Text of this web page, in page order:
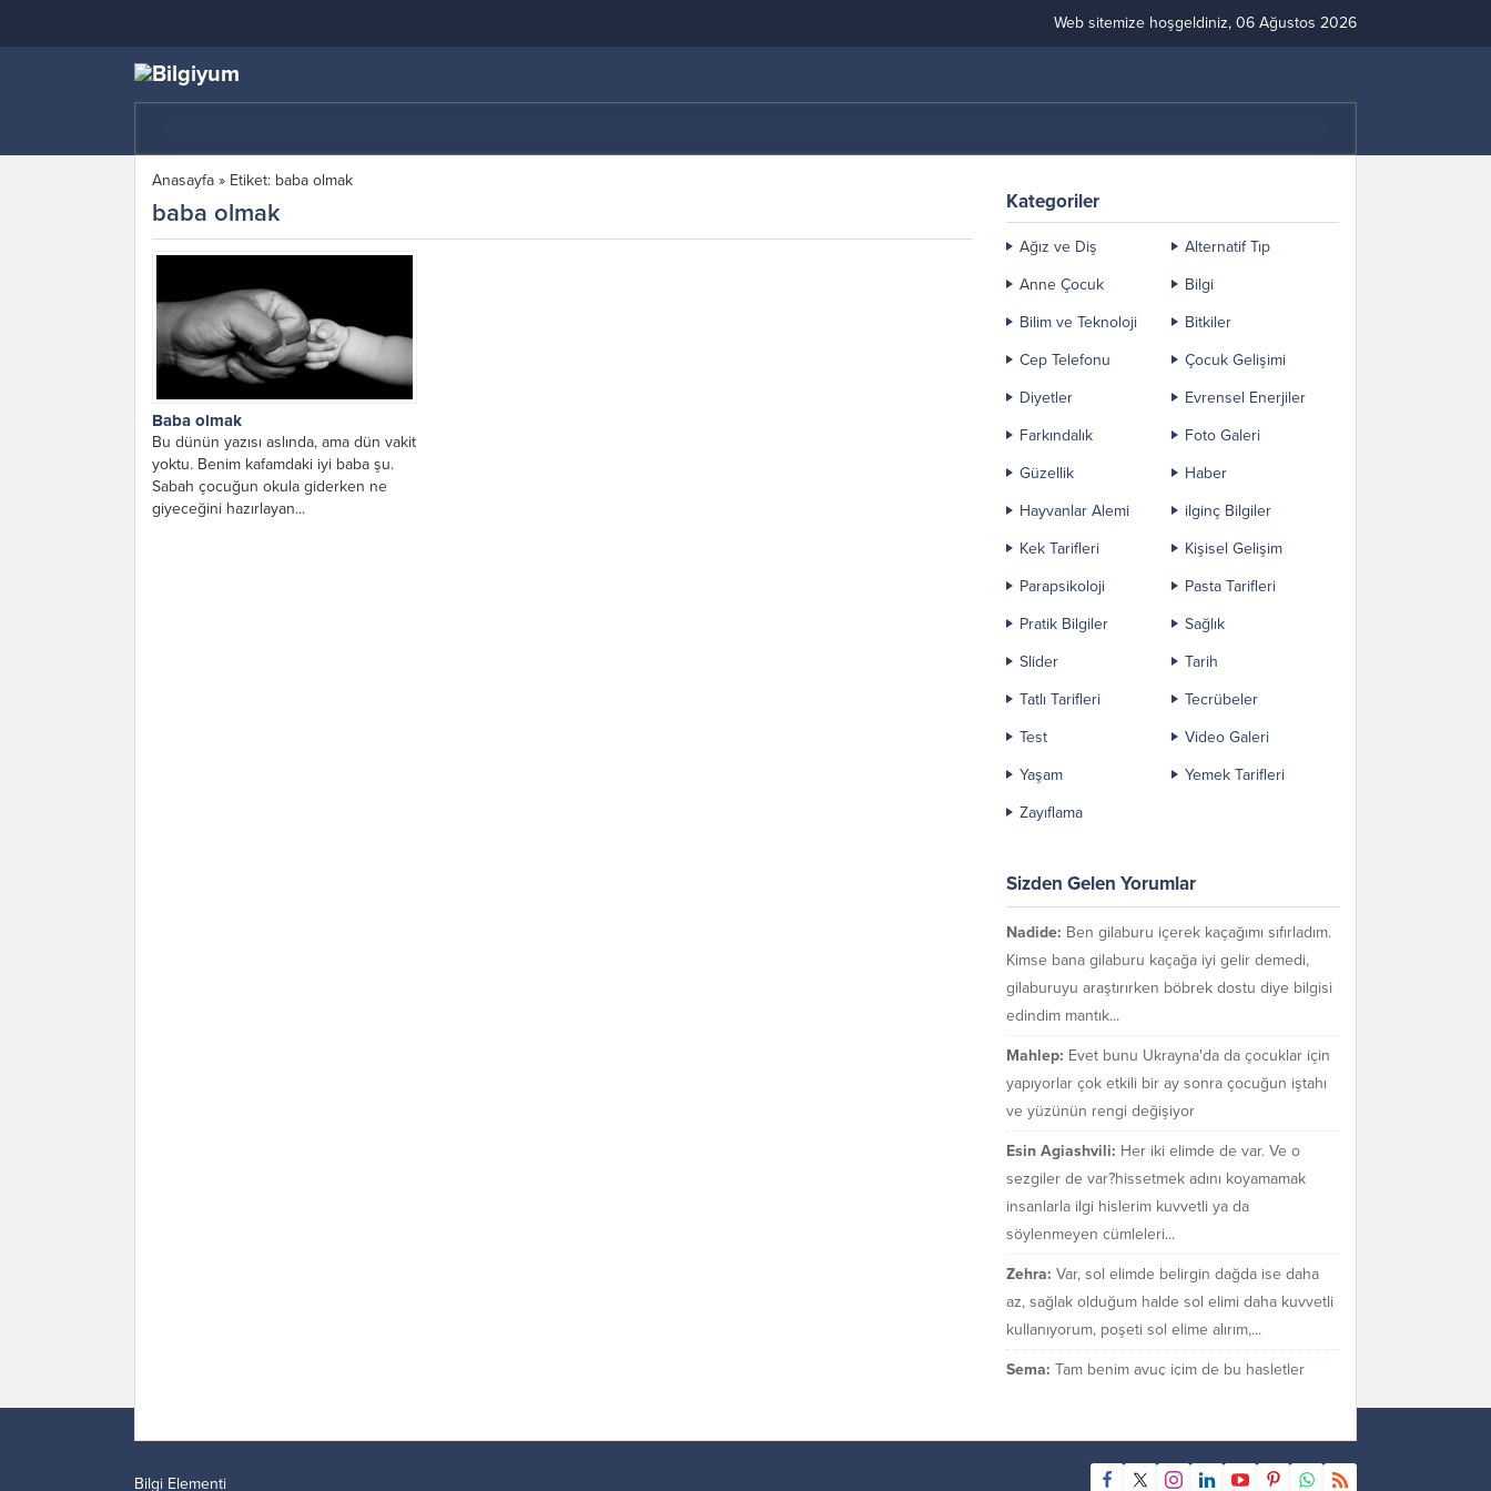
Web sitemize hoşgeldiniz, 06 Ağustos 2026
Anasayfa » Etiket: baba olmak
baba olmak
Baba olmak
Bu dünün yazısı aslında, ama dün vakit
yoktu. Benim kafamdaki iyi baba şu.
Sabah çocuğun okula giderken ne
giyeceğini hazırlayan...
Kategoriler
Ağız ve Diş
Alternatif Tıp
Anne Çocuk
Bilgi
Bilim ve Teknoloji
Bitkiler
Cep Telefonu
Çocuk Gelişimi
Diyetler
Evrensel Enerjiler
Farkındalık
Foto Galeri
Güzellik
Haber
Hayvanlar Alemi
ilginç Bilgiler
Kek Tarifleri
Kişisel Gelişim
Parapsikoloji
Pasta Tarifleri
Pratik Bilgiler
Sağlık
Slider
Tarih
Tatlı Tarifleri
Tecrübeler
Test
Video Galeri
Yaşam
Yemek Tarifleri
Zayıflama
Sizden Gelen Yorumlar
Nadide: Ben gilaburu içerek kaçağımı sıfırladım.
Kimse bana gilaburu kaçağa iyi gelir demedi,
gilaburuyu araştırırken böbrek dostu diye bilgisi
edindim mantık...
Mahlep: Evet bunu Ukrayna'da da çocuklar için
yapıyorlar çok etkili bir ay sonra çocuğun iştahı
ve yüzünün rengi değişiyor
Esin Agiashvili: Her iki elimde de var. Ve o
sezgiler de var?hissetmek adını koyamamak
insanlarla ilgi hislerim kuvvetli ya da
söylenmeyen cümleleri...
Zehra: Var, sol elimde belirgin dağda ise daha
az, sağlak olduğum halde sol elimi daha kuvvetli
kullanıyorum, poşeti sol elime alırım,...
Sema: Tam benim avuç içim de bu hasletler
Bilgi Elementi